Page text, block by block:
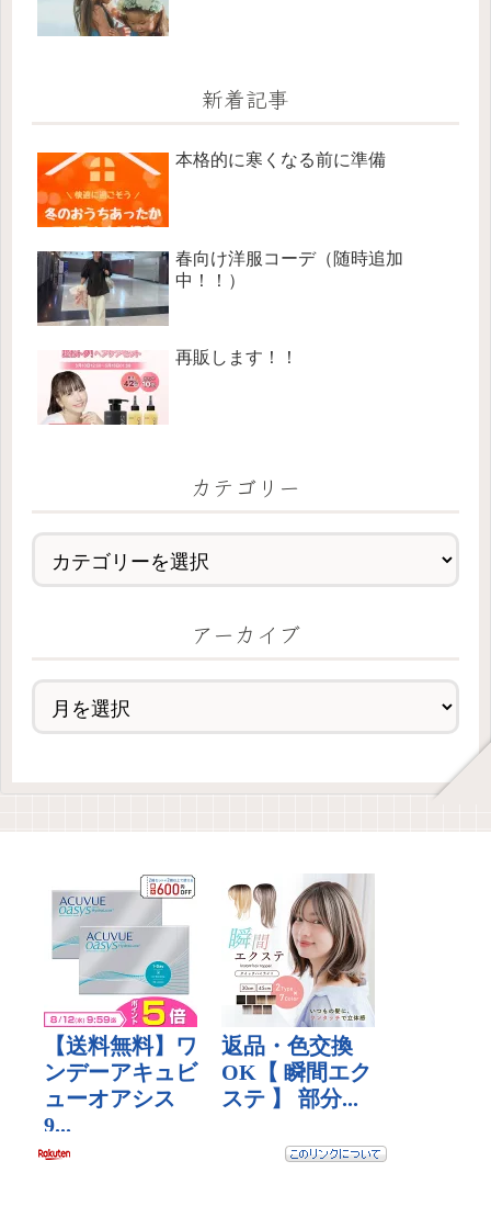
新着記事
本格的に寒くなる前に準備
春向け洋服コーデ（随時追加
中！！）
再販します！！
カテゴリー
アーカイブ